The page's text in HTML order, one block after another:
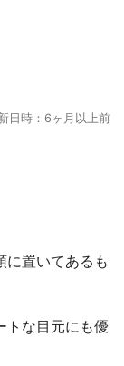
日時：6ヶ月以上前
に置いてあるも
トな目元にも優